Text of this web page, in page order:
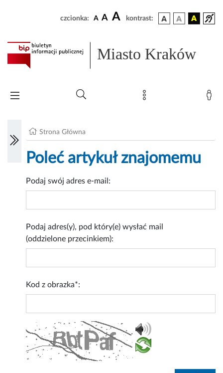
czcionka: A A A kontrast:
Miasto Kraków
Strona Główna
Poleć artykuł znajomemu
Podaj swój adres e-mail:
Podaj adres(y), pod który(e) wysłać mail
(oddzielone przecinkiem):
Kod z obrazka*: